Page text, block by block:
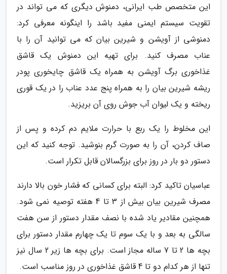
این متخصص طب ایرانی، دمنوش دیگری که می تواند در
تقویت سیستم ایمنی مفید باشد را اینگونه معرفی کرد:
دمنوشی از آویشن و شیرین بیان که می توانید آن را با
عناب مصرف کنید. برای تهیه این دمنوش یک قاشق
غذاخوری برگ آویشن به همراه یک قاشق چایخوری پودر
ریشه شیرین بیان را به همراه پنج عدد عناب را در یک قوری
ریخته و یک لیوان آب جوش روی آن بریزید.
این مخلوط را یک ربع با حرارت ملایم دم کرده و پس از
صاف کردن، آن را به صورت گرم بنوشید. توجه کنید که این
دستور دو بار در روز برای بزرگسالان قابل تکرار است.
عباسیان تاکید کرد: البته برای کسانی که فشار خون بالا دارند
مصرف شیرین بیان بیش از 3 تا 4 هفته توصیه نمی شود.
همچنین مقادیر یاد شده با نصف مقدار دستور از سن هفت
سالگی به بعد و با یک سوم تا یک چهارم مقدار دستور برای
بچه ها 2 تا 7 ساله مجاز است. برای بچه ها زیر 2 سال نیز
تنها از هر کدام دو تا 4 قاشق غذاخوری در روز مناسب است.